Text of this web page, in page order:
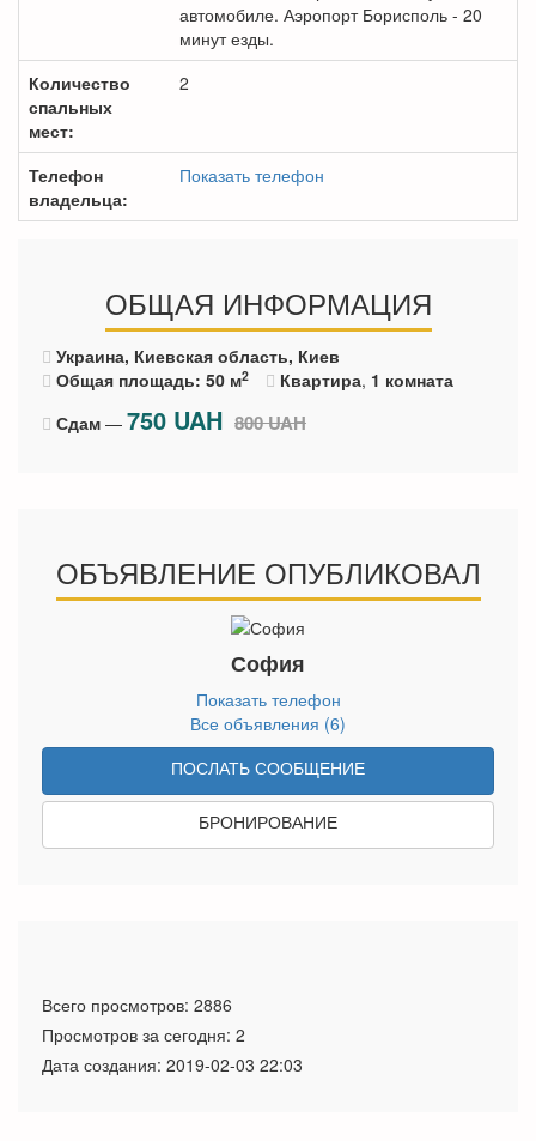
автомобиле. Аэропорт Борисполь - 20
минут езды.
Количество
спальных
мест:
2
Телефон
владельца:
Показать телефон
ОБЩАЯ ИНФОРМАЦИЯ
Украина, Киевская область, Киев
Общая площадь: 50 м2 Квартира, 1 комната
Сдам — 750 UAH 800 UAH
ОБЪЯВЛЕНИЕ ОПУБЛИКОВАЛ
София
Показать телефон
Все объявления (6)
ПОСЛАТЬ СООБЩЕНИЕ
БРОНИРОВАНИЕ
Всего просмотров: 2886
Просмотров за сегодня: 2
Дата создания: 2019-02-03 22:03